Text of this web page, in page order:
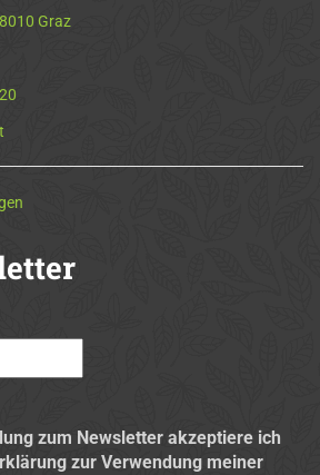
Graz
zum Newsletter akzeptiere ich
zur Verwendung meiner